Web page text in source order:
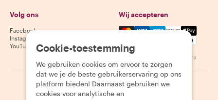
Volg ons
Facebook
Instagram
YouTube
Wij accepteren
Mastercard, Visa, Amex,
Beschikbaarheid varieert per bestemming
2026 Withlocals.com | Privacybeleid | Cookies | Sitemap
Cookie-toestemming
We gebruiken cookies om ervoor te zorgen
dat we je de beste gebruikerservaring op ons
platform bieden! Daarnaast gebruiken we
cookies voor analytische en